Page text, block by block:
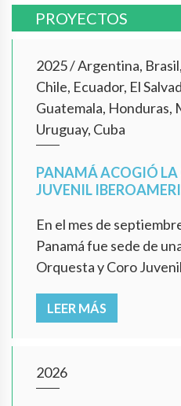
PROYECTOS
2025/Argentina,
Chile, Ecuador, El
Guatemala, Honduras,
Uruguay, Cuba
PANAMÁ ACOGIÓ LA
JUVENIL
En el mes de
Panamá fue sede de
Orquesta y Coro
LEER MÁS
2026